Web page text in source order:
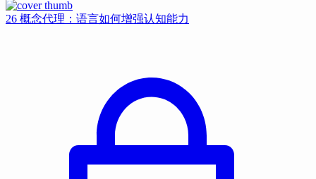
26 概念代理：语言如何增强认知能力